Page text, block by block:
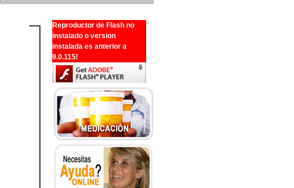
Reproductor de Flash no
instalado o version
instalada es anterior a
9.0.115!